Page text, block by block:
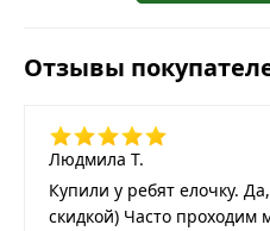
Отзывы
Людмила Т.
Купили у ребят елочку.
скидкой) Часто